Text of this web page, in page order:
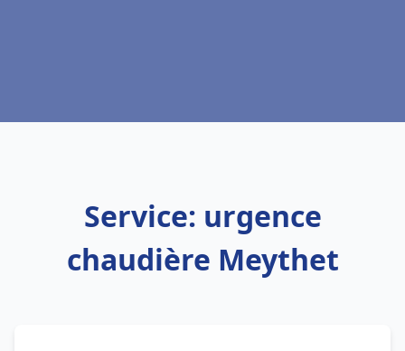
Service: urgence
chaudière Meythet